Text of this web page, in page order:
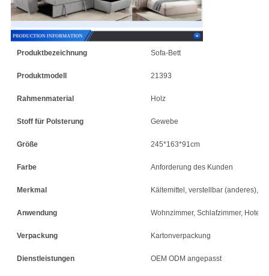
Produktbezeichnung Sofa-Bett
Produktmodell 21393
Rahmenmaterial Holz
Stoff für Polsterung Gewebe
Größe 245*163*91cm
Farbe Anforderung des Kunden
Merkmal Kältemittel, verstellbar (anderes),
Anwendung Wohnzimmer, Schlafzimmer, Hotel,
Verpackung Kartonverpackung
Dienstleistungen OEM ODM angepasst